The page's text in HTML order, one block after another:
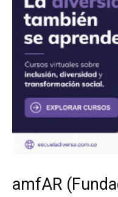
amfAR